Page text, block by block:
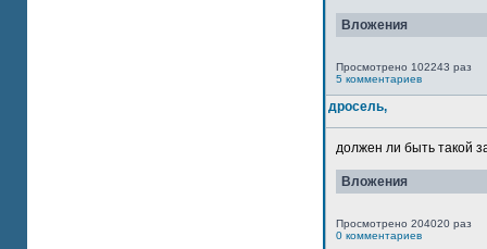
Вложения
Просмотрено 102243 раз
5 комментариев
дросель,
должен ли быть такой
Вложения
Просмотрено 204020 раз
0 комментариев